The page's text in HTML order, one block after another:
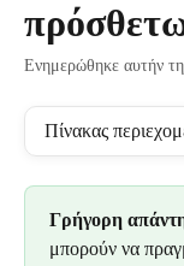
Ενημερώθηκε αυτήν
Πίνακας
Γρήγορη
μπορούν να